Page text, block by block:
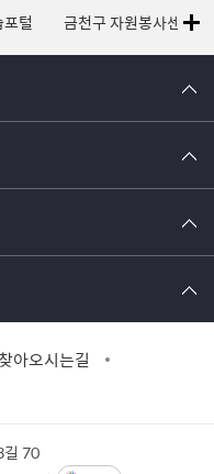
털 금천구 자원봉사센터
찾아오시는길
길 70